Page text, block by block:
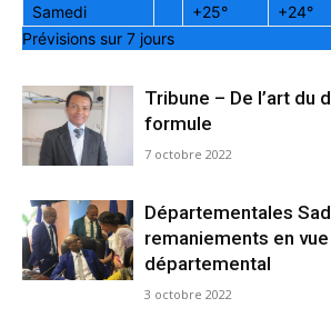
Samedi
+25° +24°
Prévisions sur 7 jours
Tribune – De l’art du
formule
7 octobre 2022
Départementales
remaniements en
départemental
3 octobre 2022